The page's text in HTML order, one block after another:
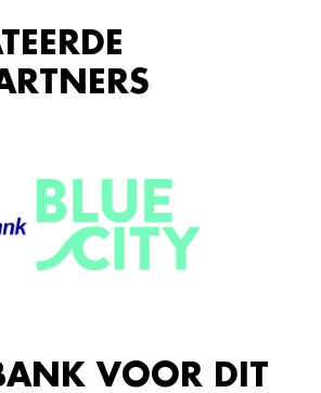
VOOR DIT